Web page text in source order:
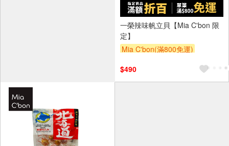
一榮辣味帆立貝【Mia C'bon 限
定】
Mia C'bon(滿800免運)
$490